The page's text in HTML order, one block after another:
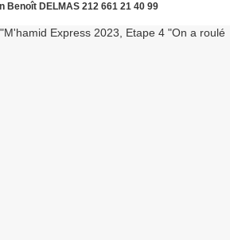
Benoît DELMAS 212 661 21 40 99